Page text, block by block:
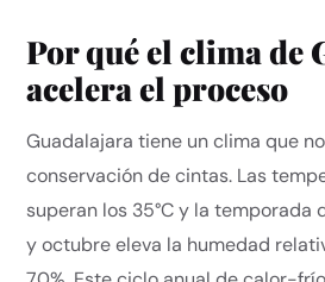
Por qué el clima de
acelera el proceso
Guadalajara tiene un clima que
conservación de cintas. Las
superan los 35°C y la temporada
y octubre eleva la humedad